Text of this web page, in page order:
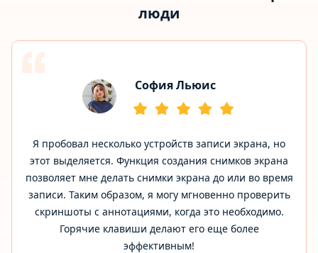
люди
София Льюис
Я пробовал несколько устройств записи экрана, но
этот выделяется. Функция создания снимков экрана
позволяет мне делать снимки экрана до или во время
записи. Таким образом, я могу мгновенно проверить
скриншоты с аннотациями, когда это необходимо.
Горячие клавиши делают его еще более
эффективным!